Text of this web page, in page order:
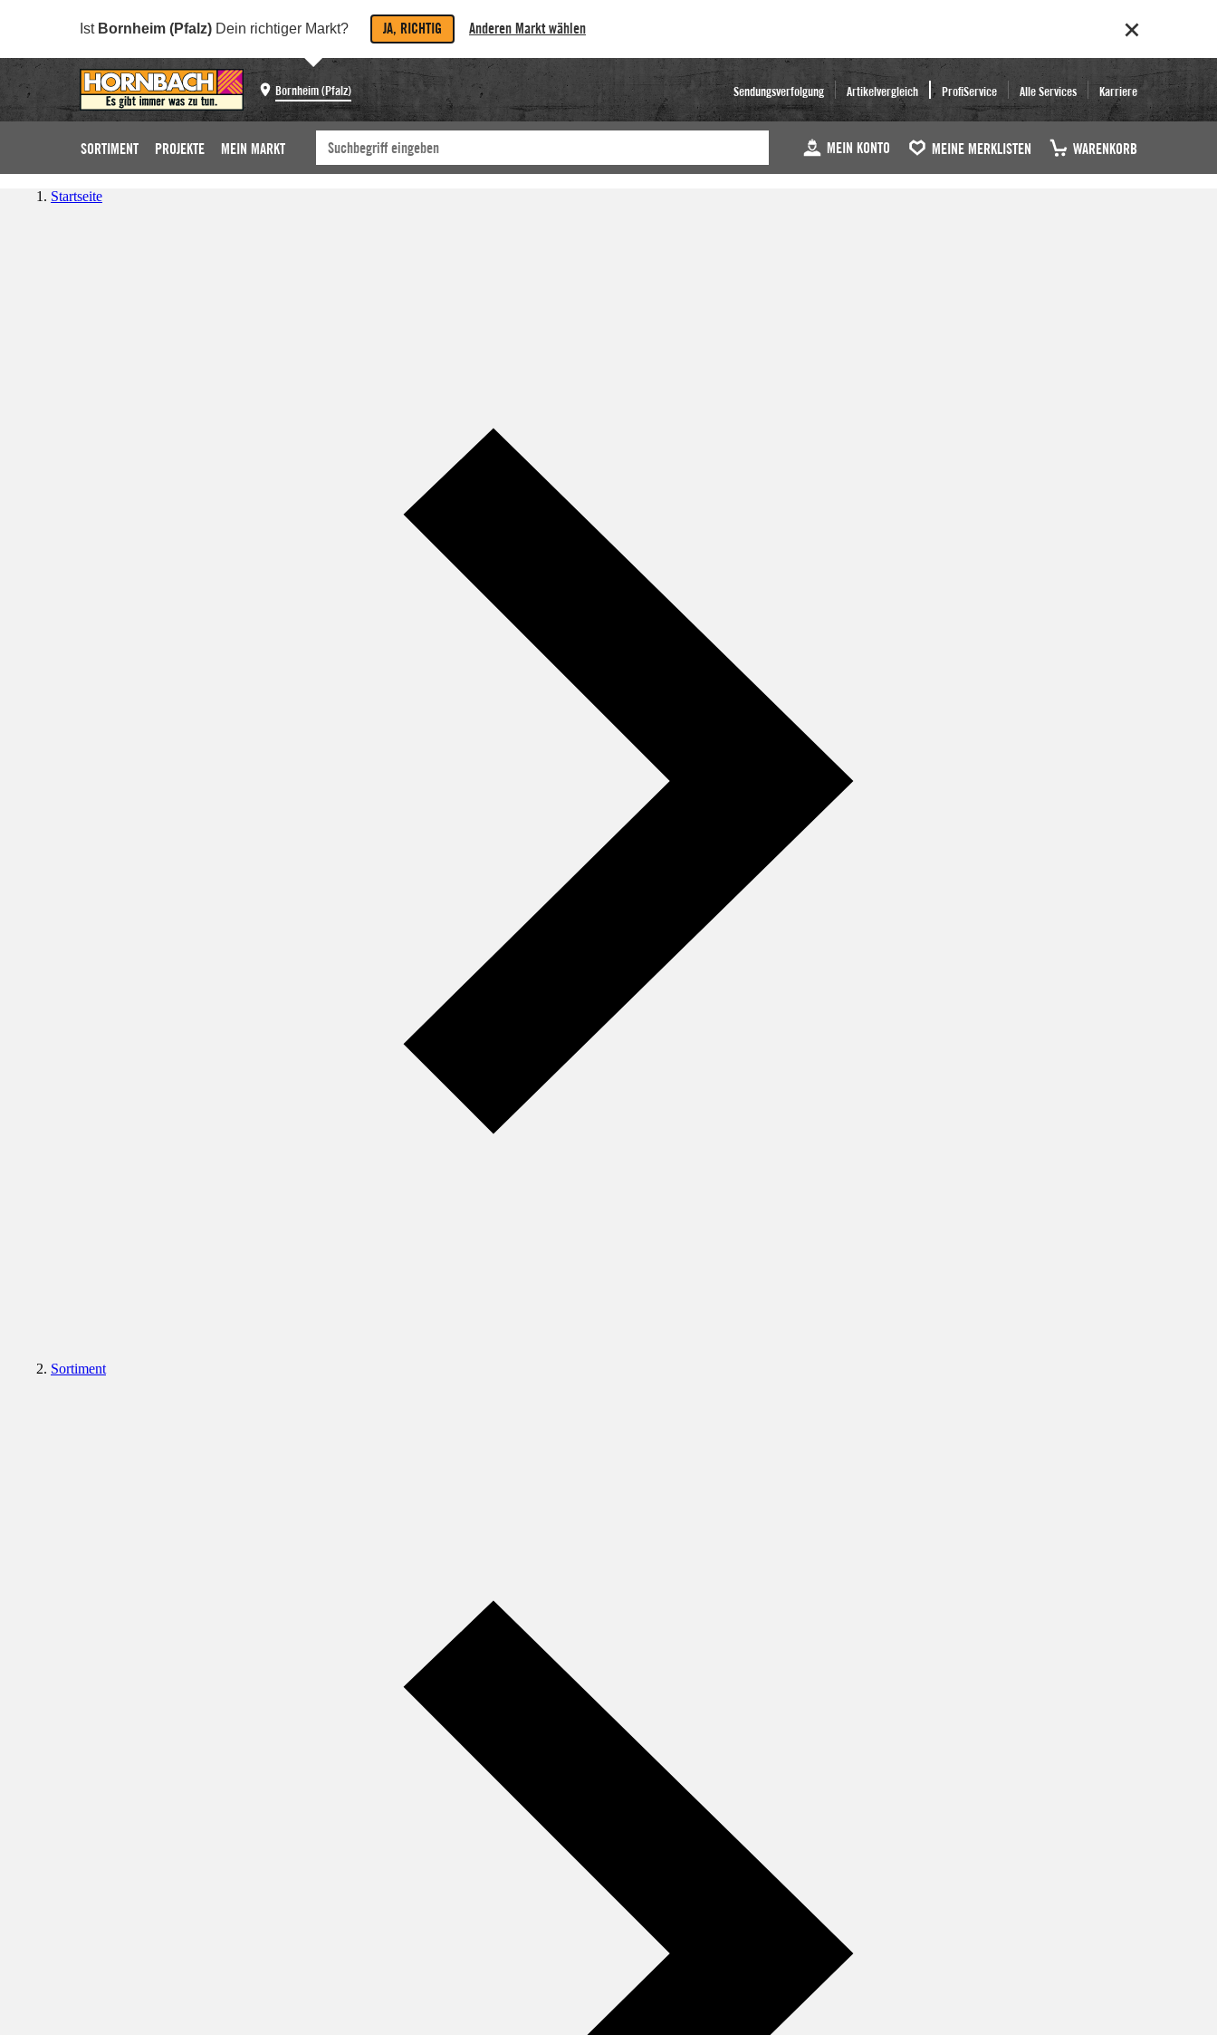
Ist Bornheim (Pfalz) Dein richtiger Markt? JA, RICHTIG Anderen Markt wählen
Bornheim (Pfalz) Sendungsverfolgung Artikelvergleich ProfiService Alle Services Karriere
SORTIMENT PROJEKTE MEIN MARKT MEIN KONTO MEINE MERKLISTEN WARENKORB
Startseite
Sortiment